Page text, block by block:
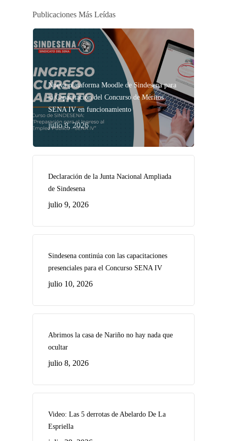
Publicaciones Más Leídas
Nueva plataforma Moodle de Sindesena para
la Capacitación del Concurso de Méritos
SENA IV en funcionamiento
julio 8, 2026
Declaración de la Junta Nacional Ampliada
de Sindesena
julio 9, 2026
Sindesena continúa con las capacitaciones
presenciales para el Concurso SENA IV
julio 10, 2026
Abrimos la casa de Nariño no hay nada que
ocultar
julio 8, 2026
Video: Las 5 derrotas de Abelardo De La
Espriella